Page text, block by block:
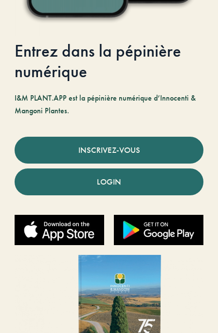
Entrez dans la pépinière
numérique
I&M PLANT.APP est la pépinière numérique d’Innocenti &
Mangoni Plantes.
INSCRIVEZ-VOUS
LOGIN